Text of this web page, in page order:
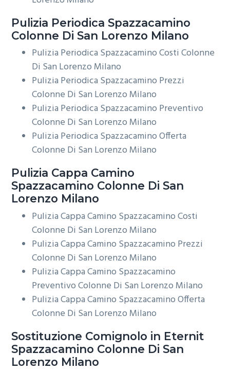
Pulizia Periodica Spazzacamino
Colonne Di San Lorenzo Milano
Pulizia Periodica Spazzacamino Costi Colonne
Di San Lorenzo Milano
Pulizia Periodica Spazzacamino Prezzi
Colonne Di San Lorenzo Milano
Pulizia Periodica Spazzacamino Preventivo
Colonne Di San Lorenzo Milano
Pulizia Periodica Spazzacamino Offerta
Colonne Di San Lorenzo Milano
Pulizia Cappa Camino
Spazzacamino Colonne Di San
Lorenzo Milano
Pulizia Cappa Camino Spazzacamino Costi
Colonne Di San Lorenzo Milano
Pulizia Cappa Camino Spazzacamino Prezzi
Colonne Di San Lorenzo Milano
Pulizia Cappa Camino Spazzacamino
Preventivo Colonne Di San Lorenzo Milano
Pulizia Cappa Camino Spazzacamino Offerta
Colonne Di San Lorenzo Milano
Sostituzione Comignolo in Eternit
Spazzacamino Colonne Di San
Lorenzo Milano